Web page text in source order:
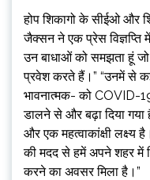
होप शिकागो के सीईओ और
जैक्सन ने एक प्रेस
उन बाधाओं को समझता हूं
प्रवेश करते हैं।” “उनमें से
भावनात्मक- को COVID-19
डालने से और बढ़ा दिया
और एक महत्वाकांक्षी लक्ष्य
की मदद से हमें अपने शहर में
करने का अवसर मिला है।”